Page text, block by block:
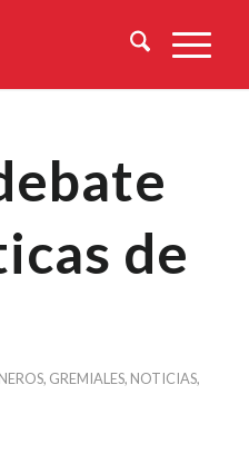
de
, GREMIALES, NOTICIAS,